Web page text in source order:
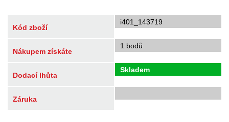
Kód zboží
i401_143719
Nákupem získáte
1 bodů
Dodací lhůta
Skladem
Záruka